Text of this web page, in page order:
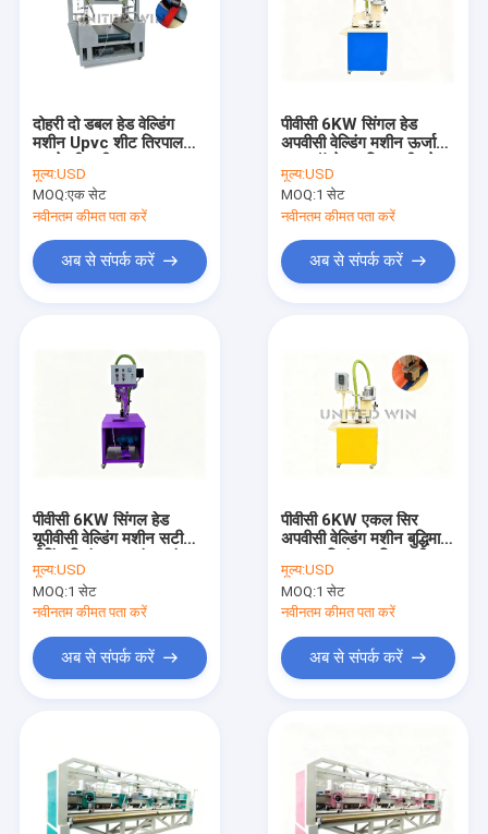
उत्पादों
वीडियो
दोहरी दो डबल हेड वेल्डिंग
मशीन Upvc शीट तिरपाल
मूल्य:USD
MOQ:एक सेट
नवीनतम कीमत पता करें
अब से संपर्क करें
पीवीसी 6KW सिंगल हेड
अपवीसी वेल्डिंग मशीन ऊर्जा
शक्ति
मूल्य:USD
MOQ:1 सेट
नवीनतम कीमत पता करें
अब से संपर्क करें
पीवीसी 6KW सिंगल हेड
यूपीवीसी वेल्डिंग मशीन सटीक
वेल्डिंग
मूल्य:USD
MOQ:1 सेट
नवीनतम कीमत पता करें
अब से संपर्क करें
पीवीसी 6KW एकल सिर
अपवीसी वेल्डिंग मशीन बुद्धिमान
बनाने
मूल्य:USD
MOQ:1 सेट
नवीनतम कीमत पता करें
अब से संपर्क करें